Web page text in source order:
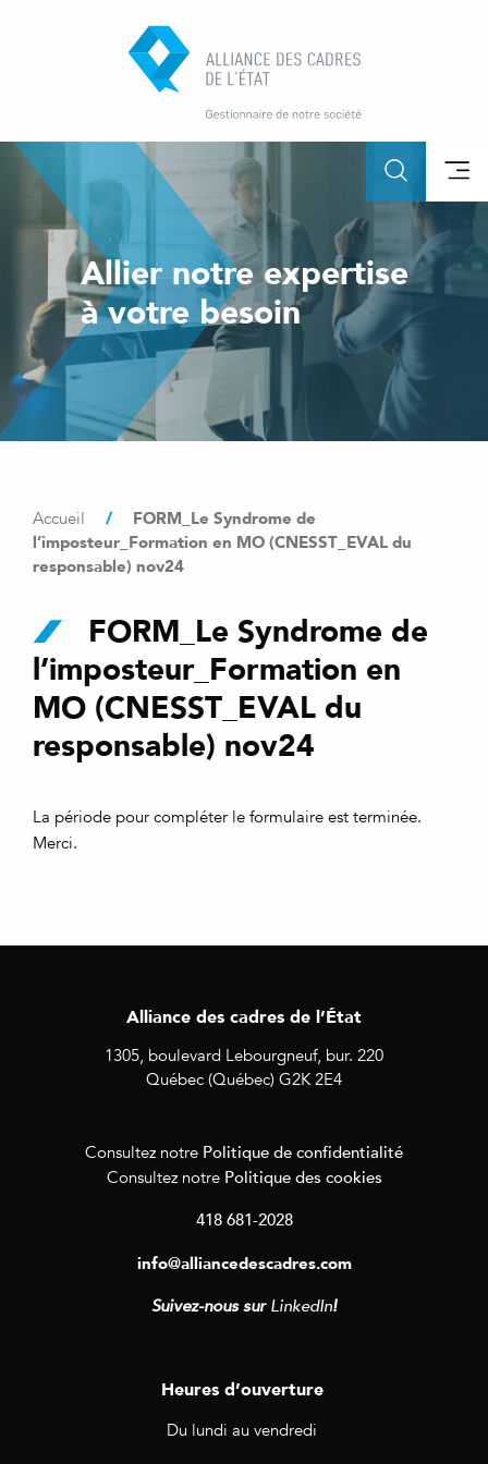
Allier notre expertise
à votre besoin
Accueil /
FORM_Le Syndrome de
l’imposteur_Formation en MO (CNESST_EVAL du
responsable) nov24
FORM_Le Syndrome de
l’imposteur_Formation en
MO (CNESST_EVAL du
responsable) nov24
La période pour compléter le formulaire est terminée.
Merci.
Alliance des cadres de l’État
1305, boulevard Lebourgneuf, bur. 220
Québec (Québec) G2K 2E4
Consultez notre Politique de confidentialité
Consultez notre Politique des cookies
418 681-2028
info@alliancedescadres.com
Suivez-nous sur LinkedIn!
Heures d’ouverture
Du lundi au vendredi